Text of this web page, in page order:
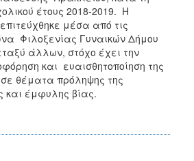
έτους 2018-2019. Η
μέσα από τις
Φιλοξενίας Γυναικών Δήμου
άλλων, στόχο έχει την
και ευαισθητοποίηση της
σε θέματα πρόληψης της
και έμφυλης βίας.